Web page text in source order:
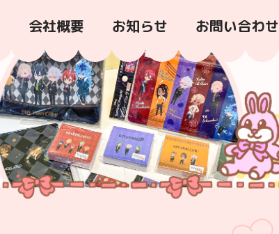
会社概要 お知らせ お問い合わせ